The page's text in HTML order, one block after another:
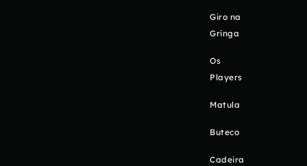
Giro na
Gringa
Os
Players
Matula
Buteco
Cadeira